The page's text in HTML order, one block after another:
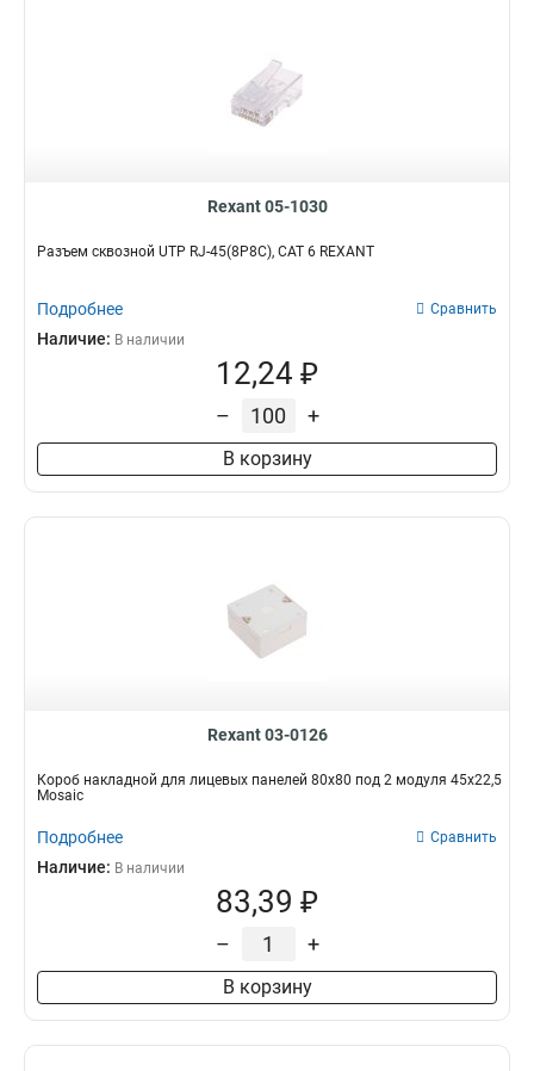
Rexant 05-1030
Разъем cквозной UTP RJ-45(8P8C), CAT 6 REXANT
Подробнее Сравнить
Наличие: В наличии
12,24 ₽
– +
В корзину
Rexant 03-0126
Короб накладной для лицевых панелей 80х80 под 2 модуля 45х22,5
Mosaic
Подробнее Сравнить
Наличие: В наличии
83,39 ₽
– +
В корзину